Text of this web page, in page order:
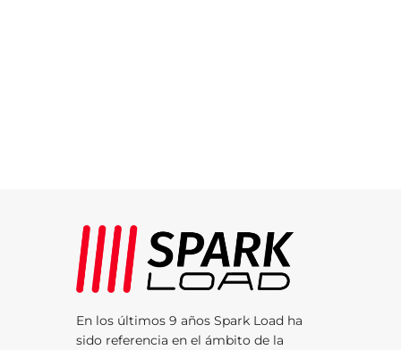
En los últimos 9 años Spark Load ha
sido referencia en el ámbito de la